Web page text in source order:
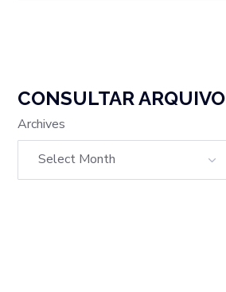
CONSULTAR ARQUIVO
Archives